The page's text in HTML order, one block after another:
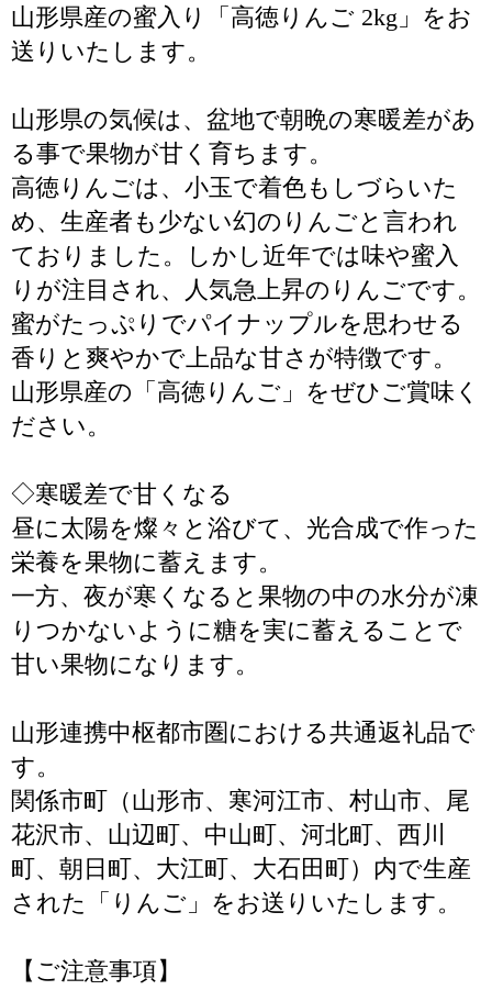
山形県産の蜜入り「高徳りんご 2kg」をお
送りいたします。
山形県の気候は、盆地で朝晩の寒暖差があ
る事で果物が甘く育ちます。
高徳りんごは、小玉で着色もしづらいた
め、生産者も少ない幻のりんごと言われ
ておりました。しかし近年では味や蜜入
りが注目され、人気急上昇のりんごです。
蜜がたっぷりでパイナップルを思わせる
香りと爽やかで上品な甘さが特徴です。
山形県産の「高徳りんご」をぜひご賞味く
ださい。
◇寒暖差で甘くなる
昼に太陽を燦々と浴びて、光合成で作った
栄養を果物に蓄えます。
一方、夜が寒くなると果物の中の水分が凍
りつかないように糖を実に蓄えることで
甘い果物になります。
山形連携中枢都市圏における共通返礼品で
す。
関係市町（山形市、寒河江市、村山市、尾
花沢市、山辺町、中山町、河北町、西川
町、朝日町、大江町、大石田町）内で生産
された「りんご」をお送りいたします。
【ご注意事項】